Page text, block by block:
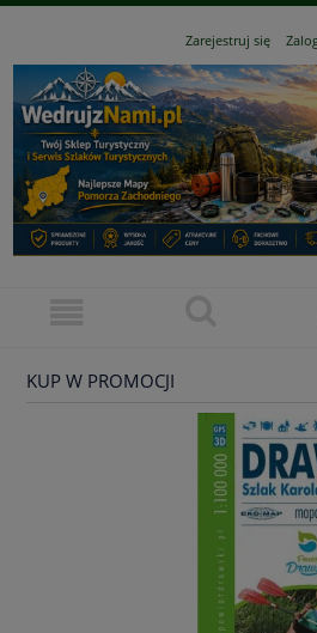
Zarejestruj się
KUP W PROMOCJI